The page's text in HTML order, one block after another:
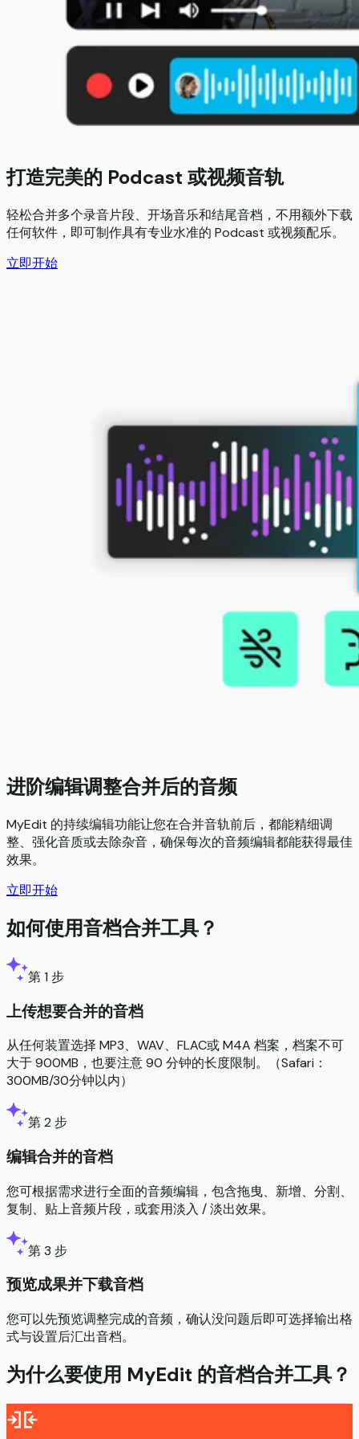
打造完美的 Podcast 或视频音轨
轻松合并多个录音片段、开场音乐和结尾音档，不用额外下载
任何软件，即可制作具有专业水准的 Podcast 或视频配乐。
立即开始
进阶编辑调整合并后的音频
MyEdit 的持续编辑功能让您在合并音轨前后，都能精细调
整、强化音质或去除杂音，确保每次的音频编辑都能获得最佳
效果。
立即开始
如何使用音档合并工具？
第 1 步
上传想要合并的音档
从任何装置选择 MP3、WAV、FLAC或 M4A 档案，档案不可
大于 900MB，也要注意 90 分钟的长度限制。（Safari：
300MB/30分钟以内）
第 2 步
编辑合并的音档
您可根据需求进行全面的音频编辑，包含拖曳、新增、分割、
复制、贴上音频片段，或套用淡入 / 淡出效果。
第 3 步
预览成果并下载音档
您可以先预览调整完成的音频，确认没问题后即可选择输出格
式与设置后汇出音档。
为什么要使用 MyEdit 的音档合并工具？